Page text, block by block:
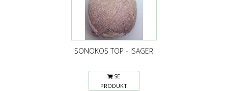
SONOKOS TOP - ISAGER
SE
PRODUKT